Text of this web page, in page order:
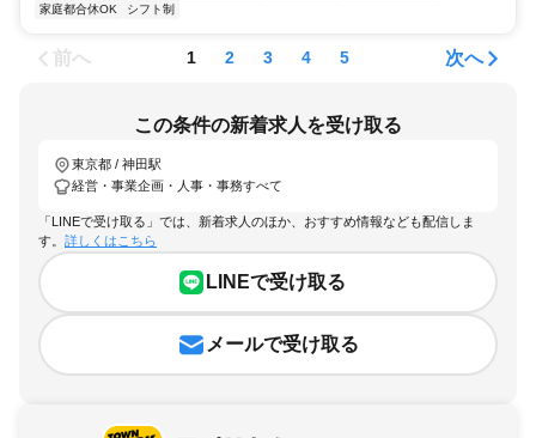
家庭都合休OK
シフト制
前へ 1 2 3 4 5 次へ
この条件の新着求人を受け取る
東京都 / 神田駅
経営・事業企画・人事・事務すべて
「LINEで受け取る」では、新着求人のほか、おすすめ情報なども配信しま
す。 詳しくはこちら
LINEで受け取る
メールで受け取る